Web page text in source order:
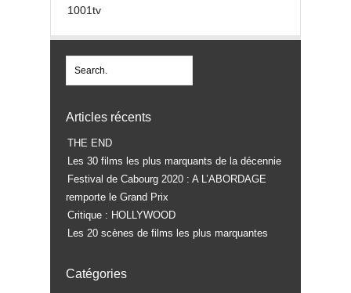
1001tv
Articles récents
THE END
Les 30 films les plus marquants de la décennie
Festival de Cabourg 2020 : A L’ABORDAGE
remporte le Grand Prix
Critique : HOLLYWOOD
Les 20 scènes de films les plus marquantes
Catégories